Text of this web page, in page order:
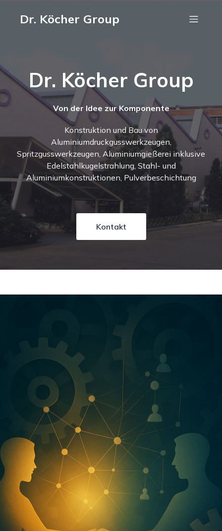
Dr. Köcher Group
Dr. Köcher Group
Von der Idee zur Komponente
Konstruktion und Bau von
Aluminiumdruckgusswerkzeugen,
Spritzgusswerkzeugen, Aluminiumgießerei inklusive
Edelstahlkugelstrahlung, Stahl- und
Aluminiumkonstruktionen, Pulverbeschichtung
Kontakt